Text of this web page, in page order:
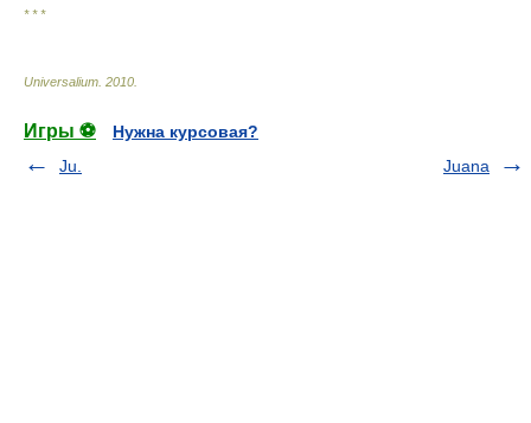
* * *
Universalium 2010
Игры ⚽
Нужна курсовая?
Ju.
Juana